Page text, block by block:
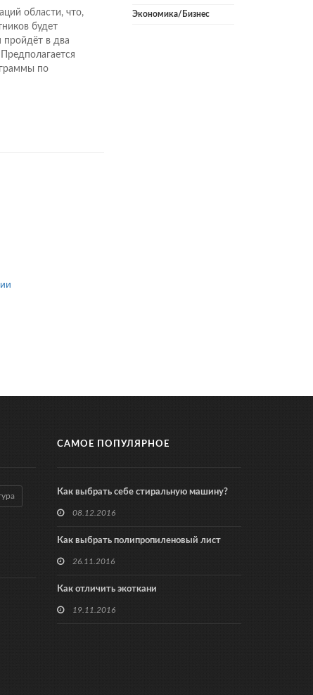
области, что,
будет
пройдёт в два
по
Экономика/Бизнес
САМОЕ ПОПУЛЯРНОЕ
Как выбрать себе стиральную машину?
08.12.2016
Как выбрать полипропиленовый лист
26.11.2016
Как отличить экоткани
19.11.2016